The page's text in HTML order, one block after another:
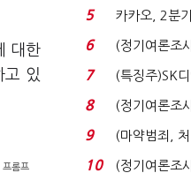
대한
고 있
프롬프
7%…일주일
5
카카오, 2분
비 36% 증가
6
(정기여론조
원 '양강'…서
7
(특징주)SK
장 초반 상한
8
(정기여론조
31.0%…오
9
(마약범죄,
독)"마약은
10
(정기여론조